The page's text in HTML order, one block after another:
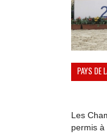
PAYS DE
Les
permis